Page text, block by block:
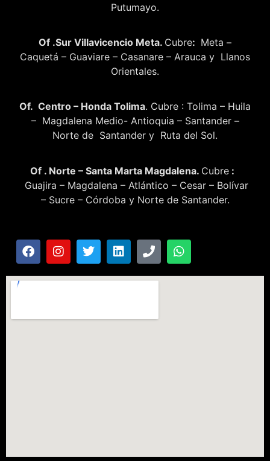
Putumayo.
Of .Sur Villavicencio Meta. Cubre: Meta –
Caquetá – Guaviare – Casanare – Arauca y Llanos
Orientales.
Of. Centro – Honda Tolima. Cubre : Tolima – Huila
– Magdalena Medio- Antioquia – Santander –
Norte de Santander y Ruta del Sol.
Of . Norte – Santa Marta Magdalena. Cubre :
Guajira – Magdalena – Atlántico – Cesar – Bolívar
– Sucre – Córdoba y Norte de Santander.